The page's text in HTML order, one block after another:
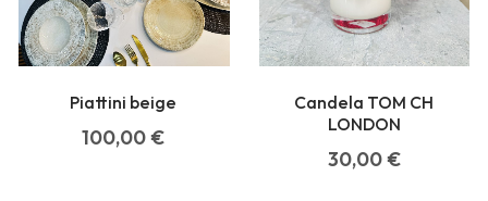
Piattini beige
100,00€
Candela TOM CH
LONDON
30,00€